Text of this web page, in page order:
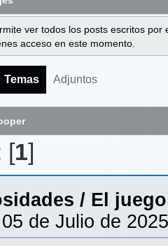
ver todos los posts escritos
acceso en este momento.
Temas Adjuntos
[1]
/ El
05 de Julio de